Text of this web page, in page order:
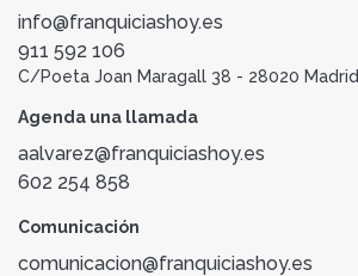
info@franquiciashoy.es
911 592 106
C/Poeta Joan Maragall 38 - 28020 Madrid
Agenda una llamada
aalvarez@franquiciashoy.es
602 254 858
Comunicación
comunicacion@franquiciashoy.es